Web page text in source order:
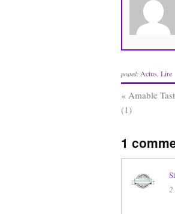
posted: Actus, Lire
« Amable
(1)
1
2